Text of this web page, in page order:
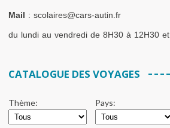
Mail : scolaires@cars-autin.fr
du lundi au vendredi de 8H30 à 12H30
CATALOGUE DES VOYAGES
Thème: Pays: